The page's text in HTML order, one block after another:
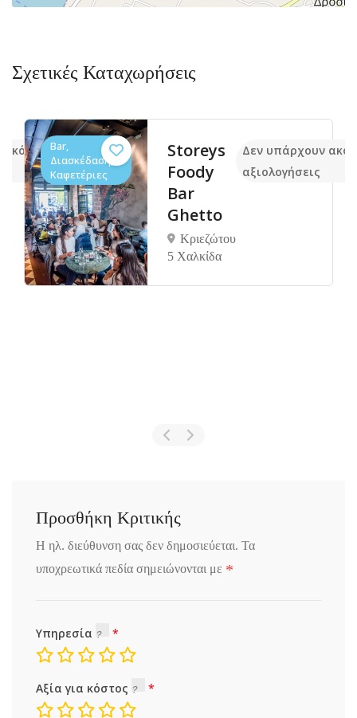
Σχετικές Καταχωρήσεις
ακόμα
Bar,
Διασκέδαση,
Καφετέριες
Storeys
Foody
Bar
Ghetto
Κριεζώτου
5 Χαλκίδα
Δεν υπάρχουν
αξιολογήσεις
Προσθήκη Κριτικής
Η ηλ. διεύθυνση σας δεν δημοσιεύεται. Τα
υποχρεωτικά πεδία σημειώνονται με *
Υπηρεσία
Αξία για κόστος